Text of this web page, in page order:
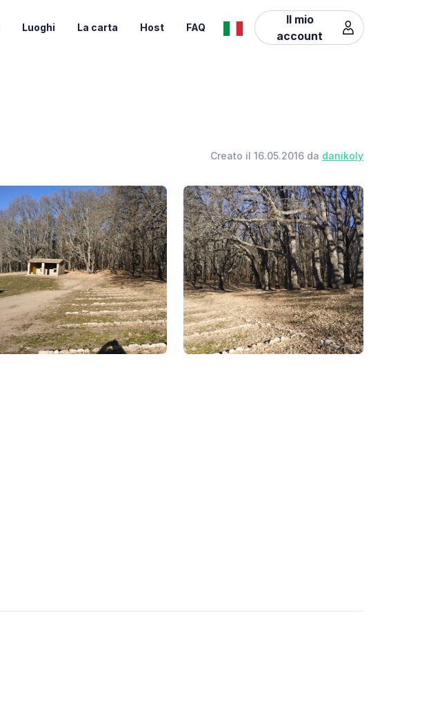
Luoghi La carta Host FAQ
Il mio
account
Creato il 16.05.2016 da danikoly